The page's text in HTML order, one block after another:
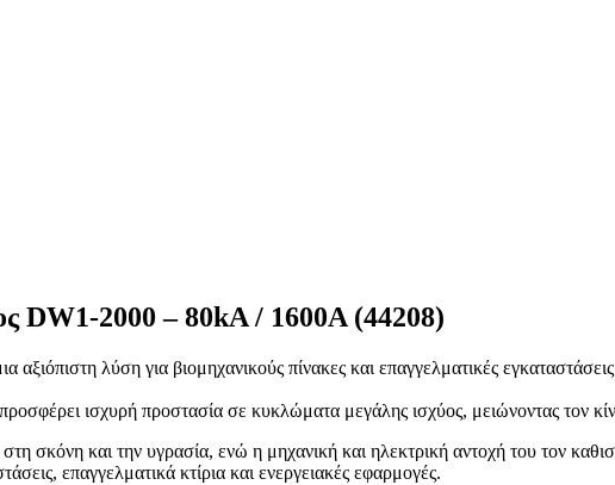
DW1-2000 – 80kA / 1600A (44208)
αξιόπιστη λύση για βιομηχανικούς πίνακες και επαγγελματικές
ισχυρή προστασία σε κυκλώματα μεγάλης ισχύος, μειώνοντας τον
σκόνη και την υγρασία, ενώ η μηχανική και ηλεκτρική αντοχή του τον
επαγγελματικά κτίρια και ενεργειακές εφαρμογές.